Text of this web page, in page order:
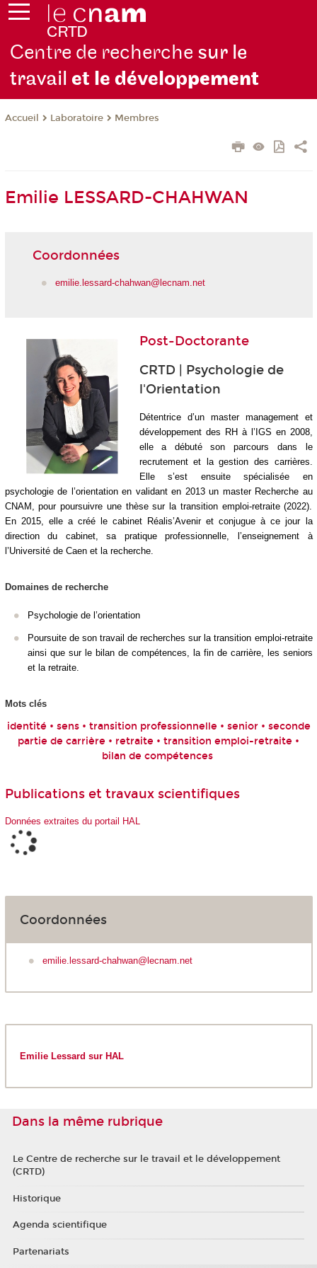
Centre de recherche sur le
travailet le développement
Accueil Laboratoire Membres
Emilie LESSARD-CHAHWAN
Coordonnées
emilie.lessard-chahwan@lecnam.net
Post-Doctorante
CRTD | Psychologie de
l'Orientation
Détentrice d’un master management et
développement des RH à l’IGS en 2008,
elle a débuté son parcours dans le
recrutement et la gestion des carrières.
Elle s’est ensuite spécialisée en
psychologie de l’orientation en validant en 2013 un master Recherche au
CNAM, pour poursuivre une thèse sur la transition emploi-retraite (2022).
En 2015, elle a créé le cabinet Réalis’Avenir et conjugue à ce jour la
direction du cabinet, sa pratique professionnelle, l’enseignement à
l’Université de Caen et la recherche.
Domaines de recherche
Psychologie de l’orientation
Poursuite de son travail de recherches sur la transition emploi-retraite
ainsi que sur le bilan de compétences, la fin de carrière, les seniors
et la retraite.
Mots clés
identité • sens • transition professionnelle • senior • seconde
partie de carrière • retraite • transition emploi-retraite •
bilan de compétences
Publications et travaux scientifiques
Données extraites du portail HAL
Coordonnées
emilie.lessard-chahwan@lecnam.net
Emilie Lessard sur HAL
Dans la même rubrique
Le Centre de recherche sur le travail et le développement
(CRTD)
Historique
Agenda scientifique
Partenariats